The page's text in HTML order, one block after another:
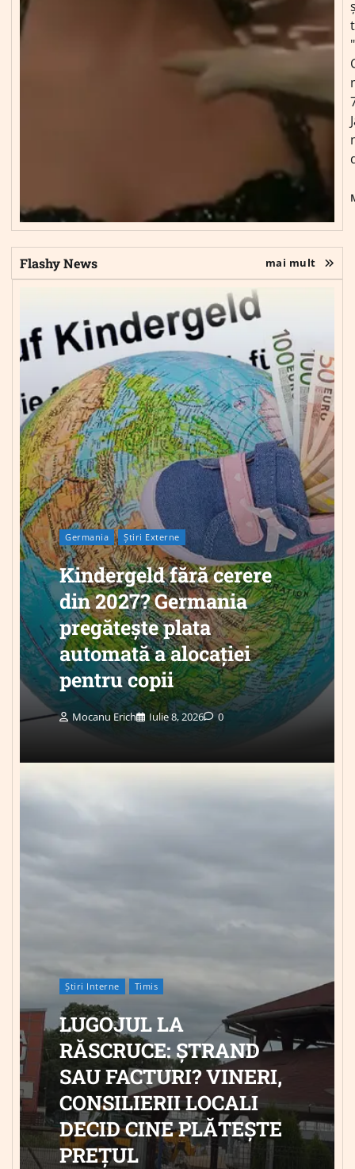
Flashy News mai mult
Germania Știri Externe
Kindergeld fără cerere
din 2027? Germania
pregătește plata
automată a alocației
pentru copii
Mocanu Erich Iulie 8, 2026 0
Știri Interne Timis
LUGOJUL LA
RĂSCRUCE: ȘTRAND
SAU FACTURI? VINERI,
CONSILIERII LOCALI
DECID CINE PLĂTEȘTE
PREȚUL